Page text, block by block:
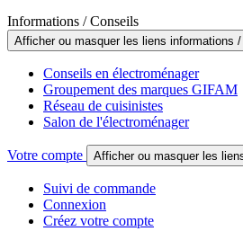
Informations / Conseils
Afficher ou masquer les liens informations
Conseils en électroménager
Groupement des marques GIFAM
Réseau de cuisinistes
Salon de l'électroménager
Votre compte Afficher ou masquer les
Suivi de commande
Connexion
Créez votre compte